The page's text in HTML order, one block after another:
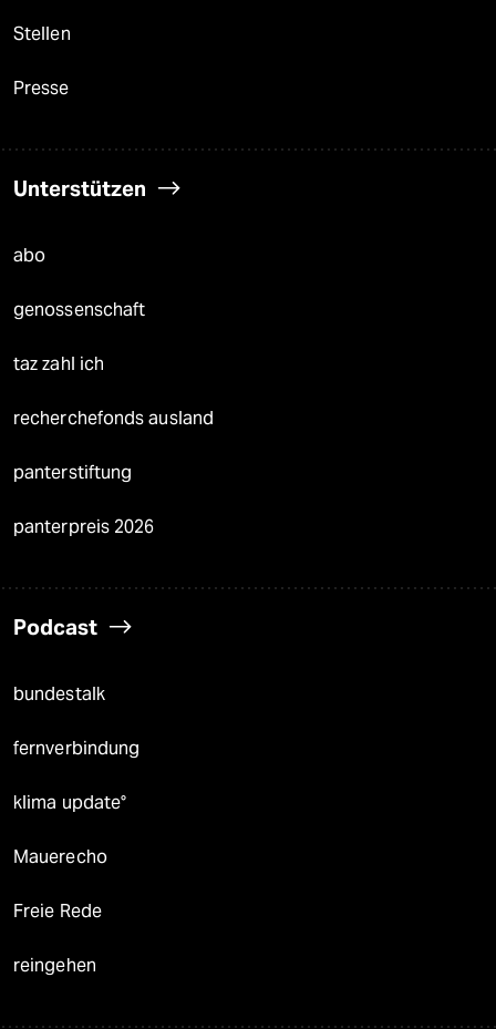
Stellen
Presse
Unterstützen
abo
genossenschaft
taz zahl ich
recherchefonds ausland
panterstiftung
panterpreis 2026
Podcast
bundestalk
fernverbindung
klima update°
Mauerecho
Freie Rede
reingehen